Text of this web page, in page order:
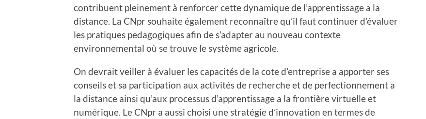
contribuent pleinement à renforcer cette dynamique de l’apprentissage a la
distance. La CNpr souhaite également reconnaître qu’il faut continuer d’évaluer
les pratiques pedagogiques afin de s’adapter au nouveau contexte
environnemental où se trouve le système agricole.
On devrait veiller à évaluer les capacités de la cote d’entreprise a apporter ses
conseils et sa participation aux activités de recherche et de perfectionnement a
la distance ainsi qu’aux processus d’apprentissage a la frontière virtuelle et
numérique. Le CNpr a aussi choisi une stratégie d’innovation en termes de